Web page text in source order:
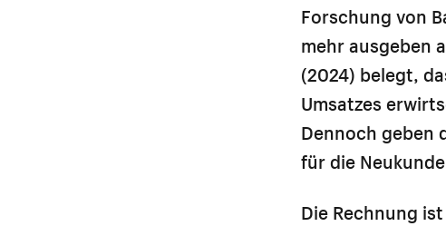
Forschung von
mehr ausgeben
(2024) belegt,
Umsatzes
Dennoch geben
für die
Die Rechnung